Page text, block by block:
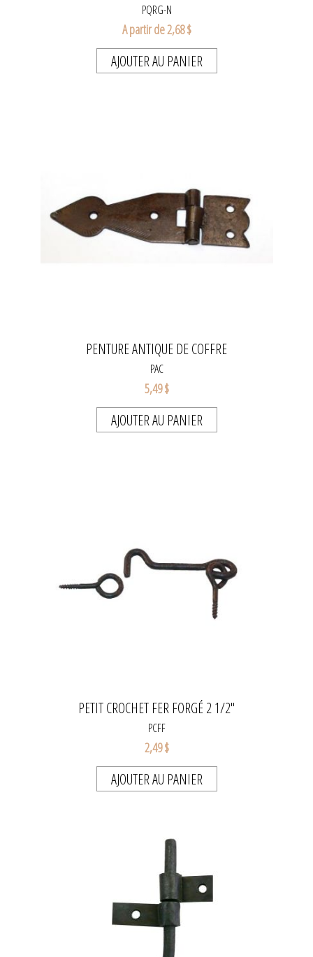
PQRG-N
A partir de 2,68 $
AJOUTER AU PANIER
PENTURE ANTIQUE DE COFFRE
PAC
5,49 $
AJOUTER AU PANIER
PETIT CROCHET FER FORGÉ 2 1/2"
PCFF
2,49 $
AJOUTER AU PANIER